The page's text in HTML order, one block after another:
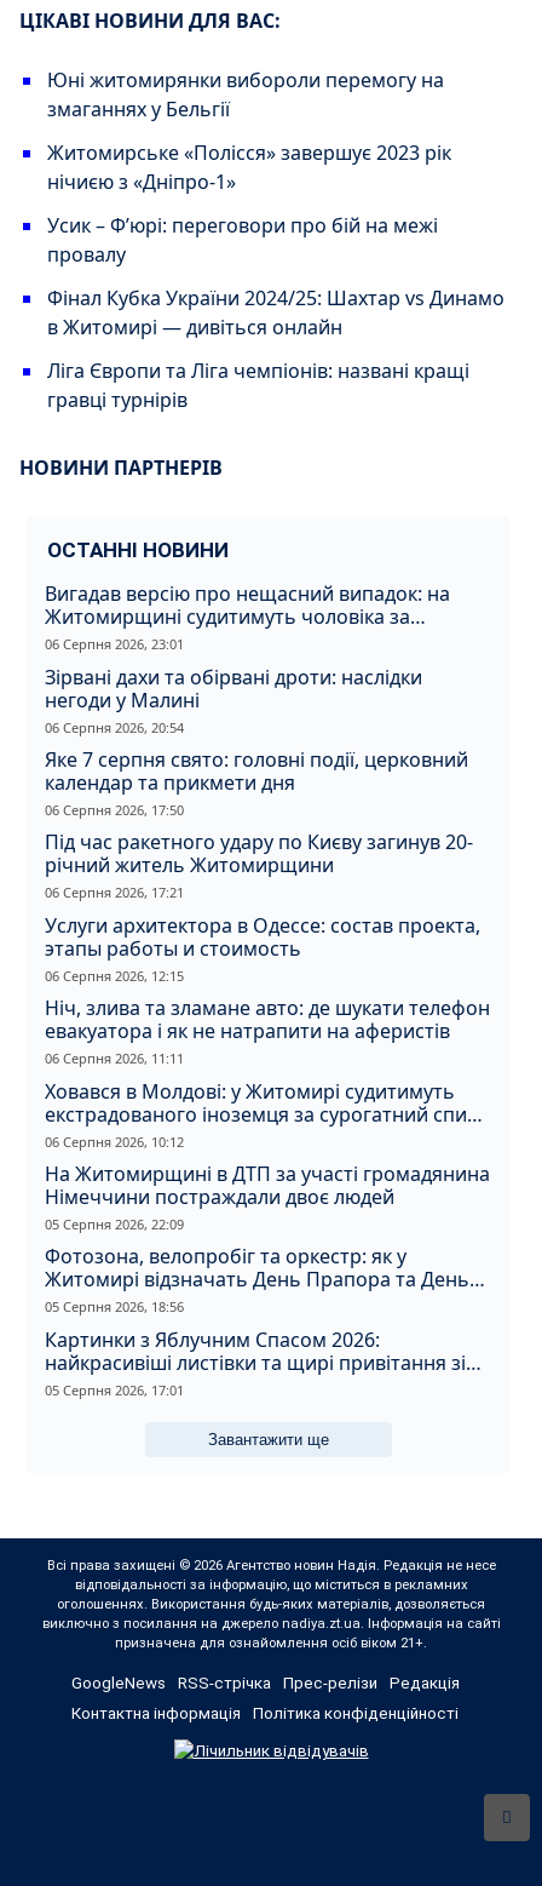
ЦІКАВІ НОВИНИ ДЛЯ ВАС:
Юні житомирянки вибороли перемогу на
змаганнях у Бельгії
Житомирське «Полісся» завершує 2023 рік
нічиєю з «Дніпро-1»
Усик – Ф’юрі: переговори про бій на межі
провалу
Фінал Кубка України 2024/25: Шахтар vs Динамо
в Житомирі — дивіться онлайн
Ліга Європи та Ліга чемпіонів: названі кращі
гравці турнірів
НОВИНИ ПАРТНЕРІВ
ОСТАННІ НОВИНИ
Вигадав версію про нещасний випадок: на
Житомирщині судитимуть чоловіка за
вбивство співмешканки
06 Серпня 2026, 23:01
Зірвані дахи та обірвані дроти: наслідки
негоди у Малині
06 Серпня 2026, 20:54
Яке 7 серпня свято: головні події, церковний
календар та прикмети дня
06 Серпня 2026, 17:50
Під час ракетного удару по Києву загинув 20-
річний житель Житомирщини
06 Серпня 2026, 17:21
Услуги архитектора в Одессе: состав проекта,
этапы работы и стоимость
06 Серпня 2026, 12:15
Ніч, злива та зламане авто: де шукати телефон
евакуатора і як не натрапити на аферистів
06 Серпня 2026, 11:11
Ховався в Молдові: у Житомирі судитимуть
екстрадованого іноземця за сурогатний спирт
і відмивання грошей
06 Серпня 2026, 10:12
На Житомирщині в ДТП за участі громадянина
Німеччини постраждали двоє людей
05 Серпня 2026, 22:09
Фотозона, велопробіг та оркестр: як у
Житомирі відзначать День Прапора та День
Незалежності
05 Серпня 2026, 18:56
Картинки з Яблучним Спасом 2026:
найкрасивіші листівки та щирі привітання зі
святом
05 Серпня 2026, 17:01
Завантажити ще
Всі права захищені © 2026 Агентство новин Надія. Редакція не несе
відповідальності за інформацію, що міститься в рекламних
оголошеннях. Використання будь-яких матеріалів, дозволяється
виключно з посилання на джерело nadiya.zt.ua. Інформація на сайті
призначена для ознайомлення осіб віком 21+.
GoogleNews RSS-стрічка Прес-релізи
Редакція
Контактна інформація
Політика конфіденційності